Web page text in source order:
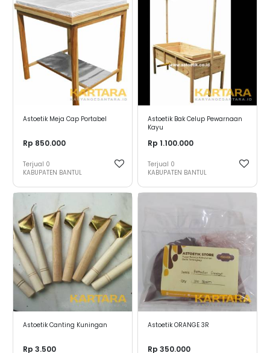
Astoetik Meja Cap Portabel
Rp 850.000
Terjual 0
KABUPATEN BANTUL
Astoetik Bak Celup Pewarnaan
Kayu
Rp 1.100.000
Terjual 0
KABUPATEN BANTUL
Astoetik Canting Kuningan
Rp 3.500
Astoetik ORANGE 3R
Rp 350.000